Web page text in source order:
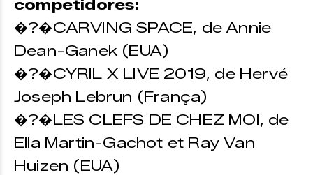
competidores:
�?�CARVING SPACE, de Annie
Dean-Ganek (EUA)
�?�CYRIL X LIVE 2019, de Hervé
Joseph Lebrun (França)
�?�LES CLEFS DE CHEZ MOI, de
Ella Martin-Gachot et Ray Van
Huizen (EUA)